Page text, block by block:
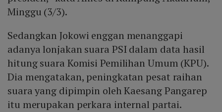
Minggu (3/3).
Sedangkan Jokowi enggan menanggapi
adanya lonjakan suara PSI dalam data hasil
hitung suara Komisi Pemilihan Umum (KPU).
Dia mengatakan, peningkatan pesat raihan
suara yang dipimpin oleh Kaesang Pangarep
itu merupakan perkara internal partai.